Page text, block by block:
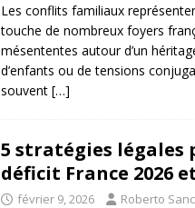
Les conflits familiaux
touche de nombreux foyers
mésententes autour d’un
d’enfants ou de tensions
souvent […]
5 stratégies
déficit France 2026
février 9, 2026 Roberto